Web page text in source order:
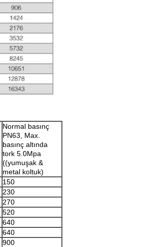
Normal basınç
PN63, Max.
basınç altında
tork 5.0Mpa
((yumuşak &
metal koltuk)
150
230
270
520
640
640
900